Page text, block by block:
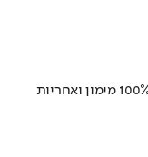
סיאט ויונדאי מדוגמות החל מ-39,900 ש״ח עם 100% מימון ואחריות